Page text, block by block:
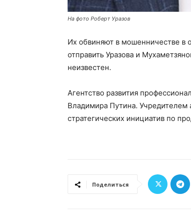
На фото Роберт Уразов
Их обвиняют в мошенничестве в
отправить Уразова и
неизвестен.
Агентство развития
Владимира Путина. Учредителем
стратегических инициатив по
Поделиться